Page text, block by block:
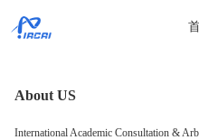
About US
International Academic Consultation &